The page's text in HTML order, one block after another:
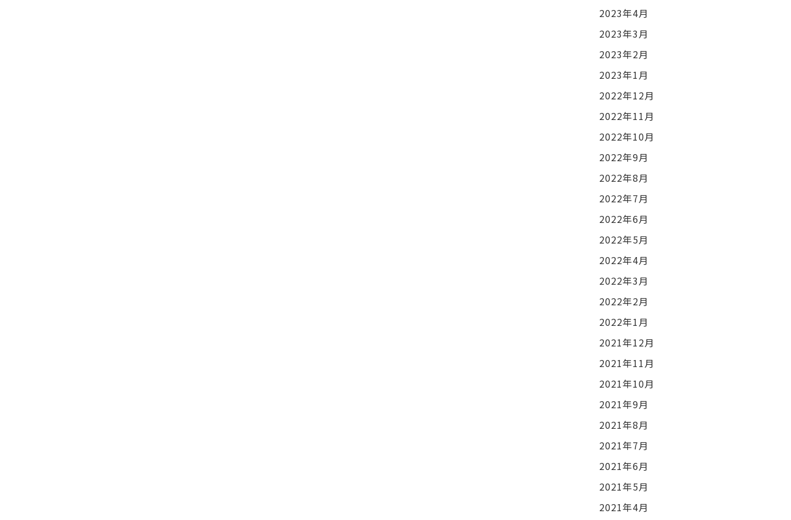
2023年4月
2023年3月
2023年2月
2023年1月
2022年12月
2022年11月
2022年10月
2022年9月
2022年8月
2022年7月
2022年6月
2022年5月
2022年4月
2022年3月
2022年2月
2022年1月
2021年12月
2021年11月
2021年10月
2021年9月
2021年8月
2021年7月
2021年6月
2021年5月
2021年4月